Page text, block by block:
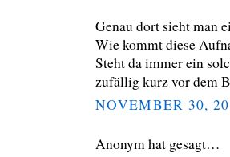
Genau dort sieht man
Wie kommt diese
Steht da immer ein
zufällig kurz vor dem
NOVEMBER 30,
Anonym hat gesagt…